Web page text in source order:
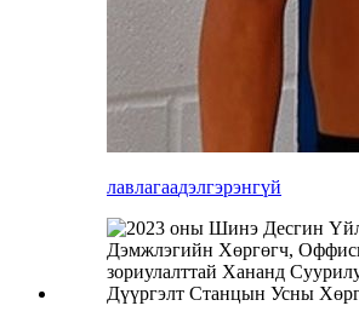
лавлагаадэлгэрэнгүй